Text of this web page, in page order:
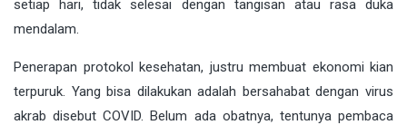
setiap hari, tidak selesai dengan tangisan atau rasa duka
mendalam.
Penerapan protokol kesehatan, justru membuat ekonomi kian
terpuruk. Yang bisa dilakukan adalah bersahabat dengan virus
akrab disebut COVID. Belum ada obatnya, tentunya pembaca